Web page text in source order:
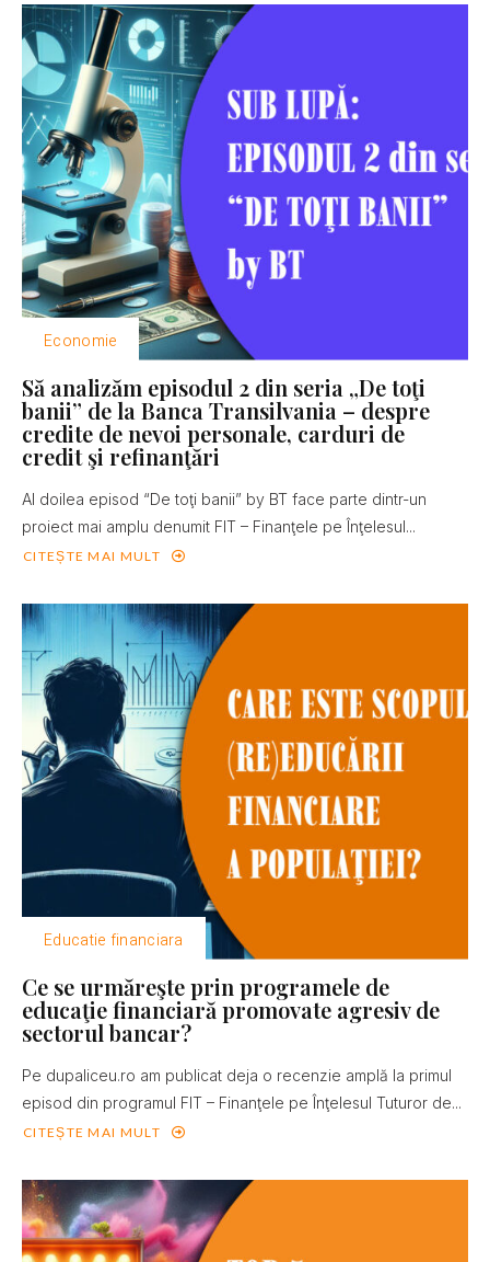
Economie
Să analizăm episodul 2 din seria „De toţi
banii” de la Banca Transilvania – despre
credite de nevoi personale, carduri de
credit şi refinanţări
Al doilea episod “De toţi banii” by BT face parte dintr-un
proiect mai amplu denumit FIT – Finanţele pe Înţelesul...
CITEȘTE MAI MULT
Educatie financiara
Ce se urmăreşte prin programele de
educaţie financiară promovate agresiv de
sectorul bancar?
Pe dupaliceu.ro am publicat deja o recenzie amplă la primul
episod din programul FIT – Finanţele pe Înţelesul Tuturor de...
CITEȘTE MAI MULT